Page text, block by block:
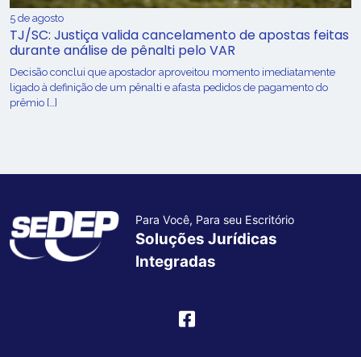
5 de agosto
TJ/SC: Justiça valida cancelamento de apostas feitas
durante análise de pênalti pelo VAR
Decisão conclui que apostador aproveitou momento imediatamente
ligado à definição de um pênalti e afasta pedidos de pagamento do
prêmio […]
Para Você, Para seu Escritório
Soluções Jurídicas
Integradas